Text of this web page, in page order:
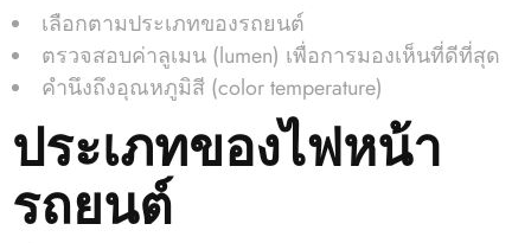
เลือกตามประเภทของรถยนต์
ตรวจสอบค่าลูเมน (lumen) เพื่อการมองเห็นที่ดีที่สุด
คำนึงถึงอุณหภูมิสี (color temperature)
ประเภทของไฟหน้า
รถยนต์